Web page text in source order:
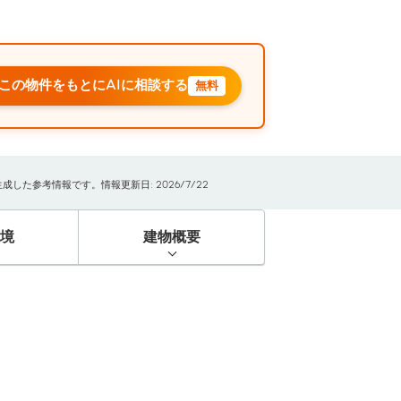
の物件をもとにAIに相談する 無料
成した参考情報です。情報更新日: 2026/7/22
建物概要